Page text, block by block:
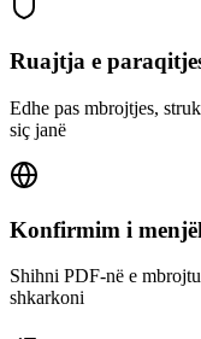
Ruajtja e
Edhe pas mbrojtjes,
siç janë
Konfirmim i
Shihni PDF-në e
shkarkoni